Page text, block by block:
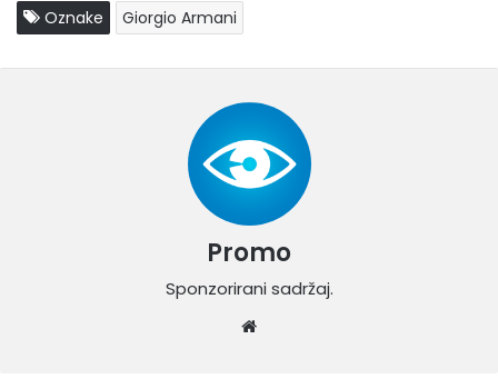
Oznake Giorgio Armani
Promo
Sponzorirani sadržaj.